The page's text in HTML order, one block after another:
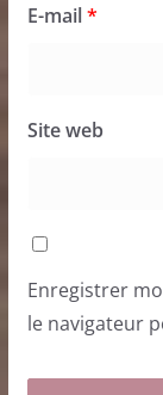
E-mail*
Site web
Enregistrer
le navigateur